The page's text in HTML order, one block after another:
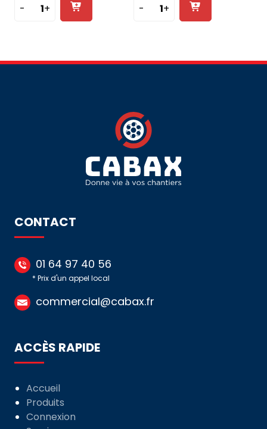
- quantité
IC60
+
Ajouter
au
- quantité
DIFFÉRENTIEL
-
40A
-
300MA
+
Ajouter
au
CONTACT
01 64 97 40 56
* Prix d'un appel local
commercial@cabax.fr
ACCÈS RAPIDE
Accueil
Produits
Connexion